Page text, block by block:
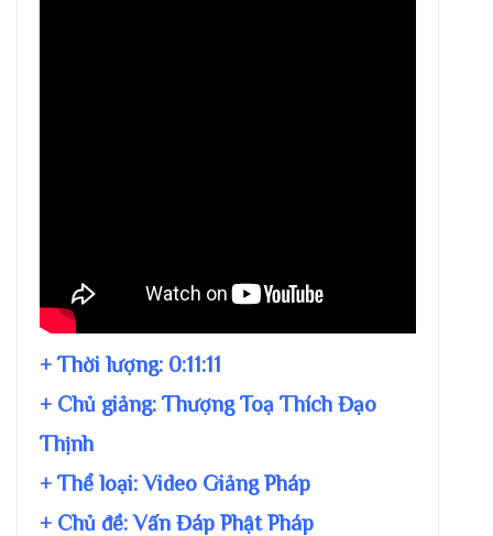
+ Thời lượng: 0:11:11
+ Chủ giảng: Thượng Toạ Thích Đạo
Thịnh
+ Thể loại: Video Giảng Pháp
+ Chủ đề:Vấn Đáp Phật Pháp